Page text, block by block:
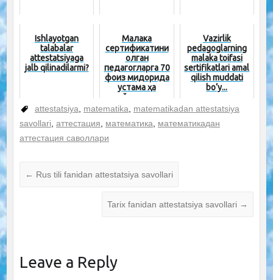
Ishlayotgan
talabalar
attestatsiyaga
jalb qilinadilarmi?
Малака
сертификатини
олган
педагогларга 70
фоиз миқдорида
устама ҳақ
тўланади
Vazirlik
pedagoglarning
malaka toifasi
sertifikatlari amal
qilish muddati
bo‘y...
attestatsiya, matematika, matematikadan attestatsiya
savollari, аттестация, математика, математикадан
аттестация саволлари
← Rus tili fanidan attestatsiya savollari
Tarix fanidan attestatsiya savollari →
Leave a Reply